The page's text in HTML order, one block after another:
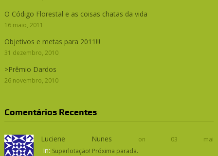
O Código Florestal e as coisas chatas da vida
16 maio, 2011
Objetivos e metas para 2011!!!
31 dezembro, 2010
>Prêmio Dardos
26 novembro, 2010
Comentários Recentes
Luciene Nunes on 03 mai
in: Superlotação! Próxima parada.